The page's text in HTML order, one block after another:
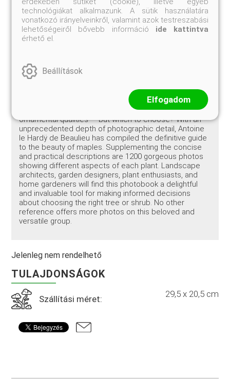
kiegészítéseként 1200 csodálatos fotó mutatja be a
növényeket különböző aspektusokból. Tájkertészek,
kertépítők, növényrajongók és kertészek számára ez a
képeskönyv egy elragadó és felbecsülhetetlen értékű
Semmilyen más kézikönyv sem tartalmaz több fotót
Maples are an asset to any garden for their year-round
ornamental qualities — but which to choose? With an
unprecedented depth of photographic detail, Antoine
le Hardÿ de Beaulieu has compiled the definitive guide
to the beauty of maples. Supplementing the concise
and practical descriptions are 1200 gorgeous photos
showing different aspects of each plant. Landscape
architects, garden designers, plant enthusiasts, and
home gardeners will find this photobook a delightful
and invaluable tool for making informed decisions
about choosing the right tree or shrub. No other
reference offers more photos on this beloved and
versatile group.
Jelenleg nem rendelhető
TULAJDONSÁGOK
Szállítási méret: 29,5 x 20,5 cm
technológiákat alkalmazunk. A sütik használatára
vonatkozó irányelveinkről, valamint azok testreszabási
lehetőségeiről bővebb információ ide kattintva
érhető el.
Beállítások
Elfogadom